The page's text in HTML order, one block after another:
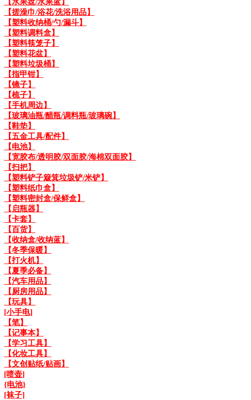
【搓澡巾/浴花/洗浴用品】
【塑料收纳桶/勺/漏斗】
【塑料调料盒】
【塑料筷笼子】
【塑料花盆】
【塑料垃圾桶】
【指甲钳】
【镜子】
【梳子】
【手机周边】
【玻璃油瓶/醋瓶/调料瓶/玻璃碗】
【鞋垫】
【五金工具/配件】
【电池】
【宽胶布/透明胶/双面胶/海棉双面胶】
【扫把】
【塑料铲子簸箕垃圾铲/米铲】
【塑料纸巾盒】
【塑料密封盒/保鲜盒】
【启瓶器】
【卡套】
【百货】
【收纳盒/收纳蓝】
【冬季保暖】
【打火机】
【夏季必备】
【汽车用品】
【厨房用品】
【玩具】
[小手电]
【笔】
【记事本】
【学习工具】
【化妆工具】
【文创贴纸/贴画】
[喷壶]
{电池}
[袜子]